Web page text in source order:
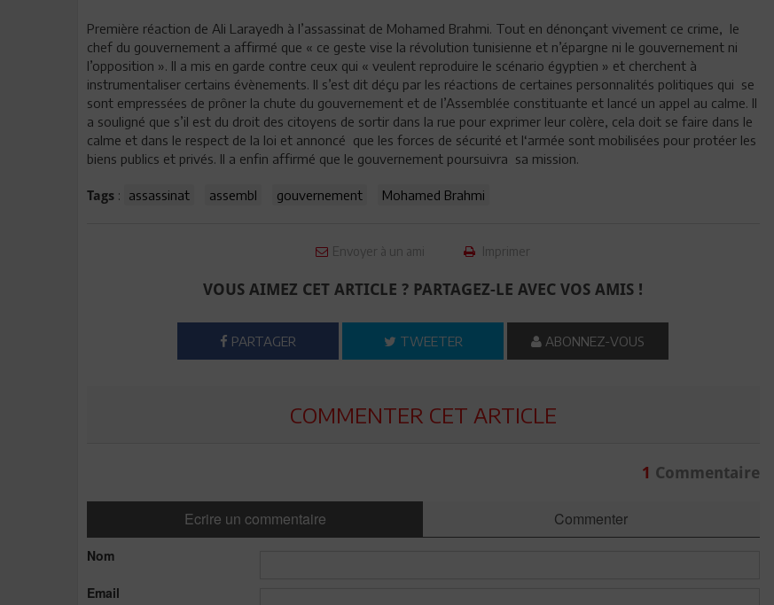
Première réaction de Ali Larayedh à l’assassinat de Mohamed Brahmi. Tout en dénonçant vivement ce crime, le
chef du gouvernement a affirmé que « ce geste vise la révolution tunisienne et n’épargne ni le gouvernement ni
l’opposition ». Il a mis en garde contre ceux qui « veulent reproduire le scénario égyptien » et cherchent à
instrumentaliser certains évènements. Il s’est dit déçu par les réactions de certaines personnalités politiques qui se
sont empressées de prôner la chute du gouvernement et de l’Assemblée constituante et lancé un appel au calme. Il
a souligné que s’il est du droit des citoyens de sortir dans la rue pour exprimer leur colère, cela doit se faire dans le
calme et dans le respect de la loi et annoncé que les forces de sécurité et l‘armée sont mobilisées pour protéer les
biens publics et privés. Il a enfin affirmé que le gouvernement poursuivra sa mission.
Tags : assassinat assembl gouvernement Mohamed Brahmi
Envoyer à un ami Imprimer
VOUS AIMEZ CET ARTICLE ? PARTAGEZ-LE AVEC VOS AMIS !
PARTAGER TWEETER ABONNEZ-VOUS
COMMENTER CET ARTICLE
1 Commentaire
Ecrire un commentaire Commenter
Nom
Email